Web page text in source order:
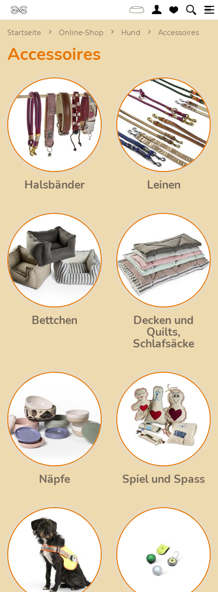
Startseite Online-Shop Hund Accessoires
Accessoires
Halsbänder Leinen
Bettchen Decken und
Quilts,
Schlafsäcke
Näpfe Spiel und Spass